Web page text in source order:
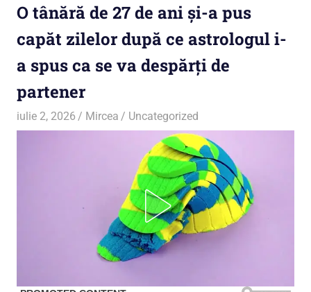
O tânără de 27 de ani și-a pus
capăt zilelor după ce astrologul i-
a spus ca se va despărți de
partener
iulie 2, 2026 Mircea Uncategorized